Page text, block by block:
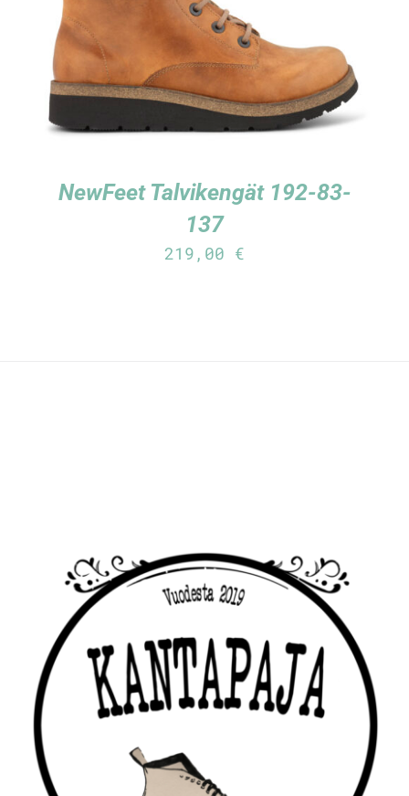
NewFeet Talvikengät 192-83-
137
219,00 €